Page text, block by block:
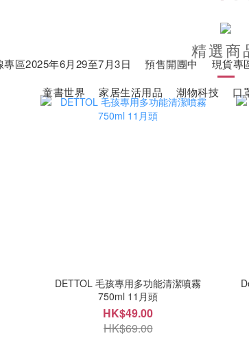
專區2025年6月29至7月3日 預售開團中 現貨專
童書世界
家居生活用品 潮物科技 口
精選商
DETTOL 毛孩專用多功能清潔噴霧
750ml 11月頭
HK$49.00
HK$69.00